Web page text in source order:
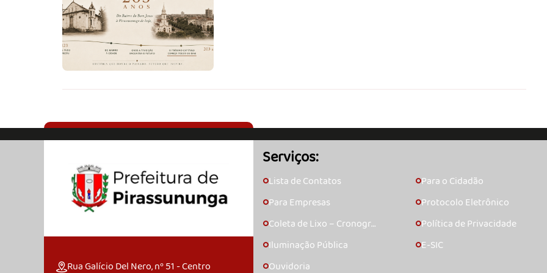
Rua Galício Del Nero, nº 51 - Centro
Serviços:
🞇Lista de Contatos 🞇Para o Cidadão
🞇Para Empresas 🞇Protocolo Eletrônico
🞇Coleta de Lixo – Cronogra
🞇Política de Privacidade
🞇Iluminação Pública 🞇E-SIC
🞇Ouvidoria